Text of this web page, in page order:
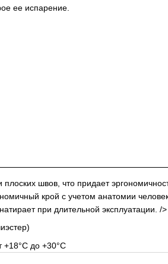
ее испарение.
швов, что придает
крой с учетом анатомии
при длительной эксплуатации. />
+18°C до +30°C